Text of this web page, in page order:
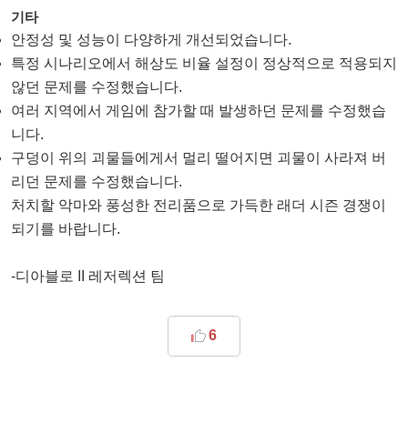
기타
안정성 및 성능이 다양하게 개선되었습니다.
특정 시나리오에서 해상도 비율 설정이 정상적으로 적용되지
않던 문제를 수정했습니다.
여러 지역에서 게임에 참가할 때 발생하던 문제를 수정했습
니다.
구덩이 위의 괴물들에게서 멀리 떨어지면 괴물이 사라져 버
리던 문제를 수정했습니다.
처치할 악마와 풍성한 전리품으로 가득한 래더 시즌 경쟁이
되기를 바랍니다.
-디아블로 II 레저렉션 팀
6